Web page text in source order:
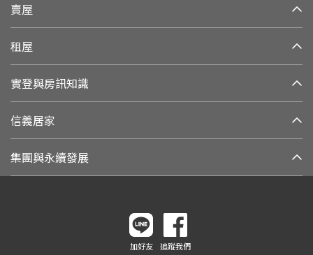
賣屋
租屋
實登與房訊知識
信義居家
集團與永續發展
加好友 追蹤我們